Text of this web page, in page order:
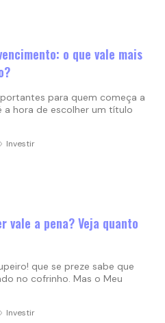
o que vale mais
para quem começa a
a hora de escolher um título
Investir
vale a pena? Veja quanto
que se preze sabe que
no cofrinho. Mas o Meu
Investir